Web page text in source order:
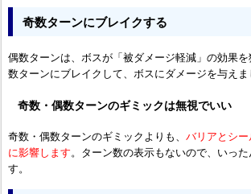
奇数ターンにブレイクする
偶数ターンは、ボスが「被ダメージ軽減」の効果
数ターンにブレイクして、ボスにダメージを与えま
奇数・偶数ターンのギミックは無視でいい
奇数・偶数ターンのギミックよりも、 バリアとシ
に影響します。ターン数の表示もないので、いっ
す。